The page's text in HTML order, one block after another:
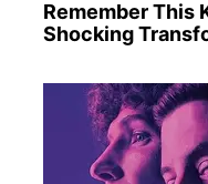
Remember This
Shocking